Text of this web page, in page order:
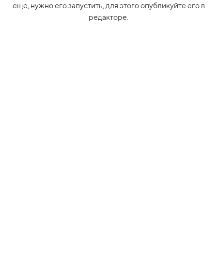
еще, нужно его запустить, для этого опубликуйте его в
редакторе.